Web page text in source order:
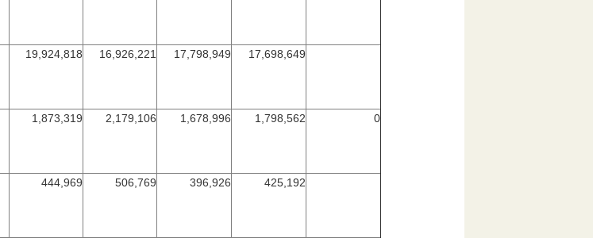
19,924,818 16,926,221 17,798,949 17,698,649
1,873,319 2,179,106 1,678,996 1,798,562 0
444,969 506,769 396,926 425,192